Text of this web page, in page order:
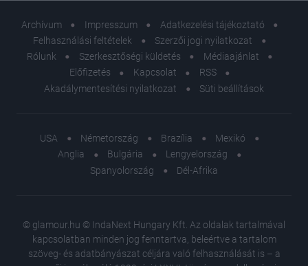
Archívum Impresszum
Adatkezelési tájékoztató
Felhasználási feltételek
Szerzői jogi nyilatkozat
Rólunk
Szerkesztőségi küldetés
Médiaajánlat
Előfizetés
Kapcsolat
RSS
Akadálymentesítési nyilatkozat
Süti beállítások
USA Németország Brazília
Mexikó
Anglia
Bulgária
Lengyelország
Spanyolország
Dél-Afrika
© glamour.hu © IndaNext Hungary Kft. Az oldalak tartalmával
kapcsolatban minden jog fenntartva, beleértve a tartalom
szöveg- és adatbányászat céljára való felhasználását is – a